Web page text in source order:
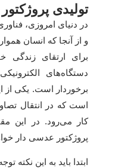
تولیدی
در دنیای امروزی،
و از آنجا که انسان
برای ارتقای زندگی
دستگاه‌های
برخوردار است. یکی از
است که در انتقال
کار می‌رود. در این
پروژکتور عدسی دار
ابتدا باید به این نکته